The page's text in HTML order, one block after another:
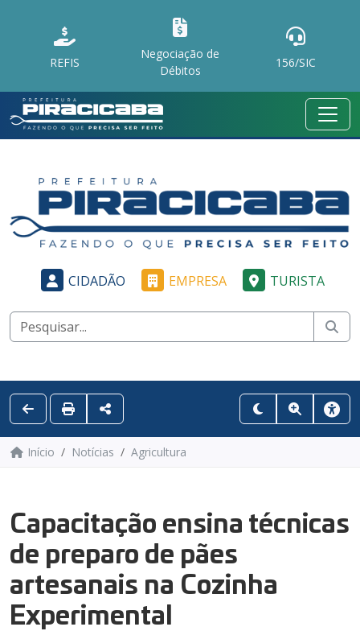
REFIS
Negociação de
Débitos
156/SIC
CIDADÃO EMPRESA TURISTA
Início Notícias Agricultura
Capacitação ensina técnicas
de preparo de pães
artesanais na Cozinha
Experimental